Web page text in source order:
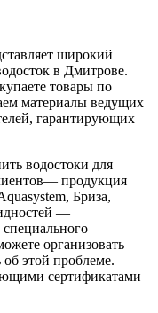
широкий
в Дмитрове.
товары по
материалы ведущих
гарантирующих
водостоки для
продукция
Бриза,
—
организовать
этой проблеме.
сертификатами